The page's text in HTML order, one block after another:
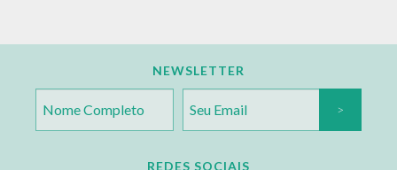
NEWSLETTER
REDES SOCIAIS